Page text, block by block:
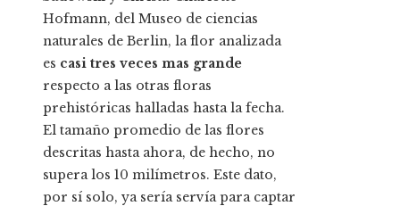
Hofmann, del Museo de ciencias
naturales de Berlin, la flor analizada
es casi tres veces mas grande
respecto a las otras floras
prehistóricas halladas hasta la fecha.
El tamaño promedio de las flores
descritas hasta ahora, de hecho, no
supera los 10 milímetros. Este dato,
por sí solo, ya sería servía para captar